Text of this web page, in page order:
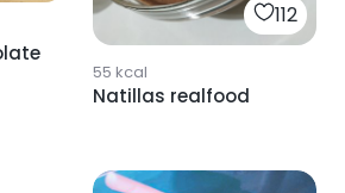
112
55 kcal
Natillas realfood